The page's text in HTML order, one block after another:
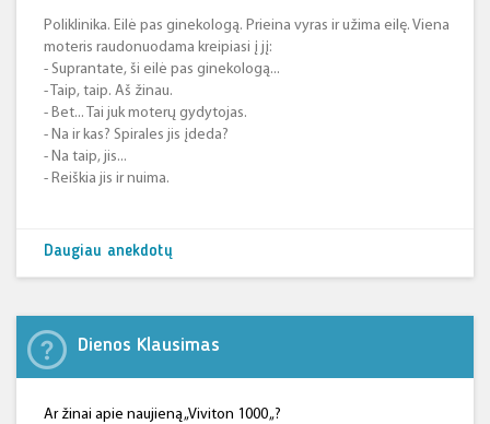
Poliklinika. Eilė pas ginekologą. Prieina vyras ir užima eilę. Viena
moteris raudonuodama kreipiasi į jį:
- Suprantate, ši eilė pas ginekologą...
- Taip, taip. Aš žinau.
- Bet... Tai juk moterų gydytojas.
- Na ir kas? Spirales jis įdeda?
- Na taip, jis...
- Reiškia jis ir nuima.
Daugiau anekdotų
Dienos Klausimas
Ar žinai apie naujieną „Viviton 1000 „?